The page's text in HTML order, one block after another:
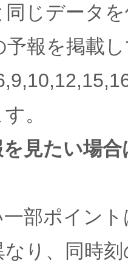
同じデータ
予報を掲載
。
見たい場
部ポイン
り、同時